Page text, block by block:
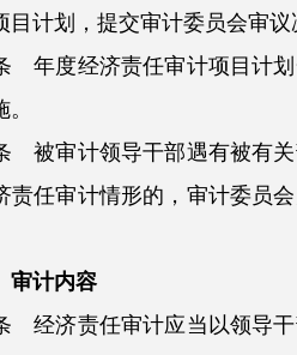
目计划，提交审计委员会审议
度经济责任审计项目计划
审计领导干部遇有被有关
责任审计情形的，审计委员
计内容
济责任审计应当以领导干